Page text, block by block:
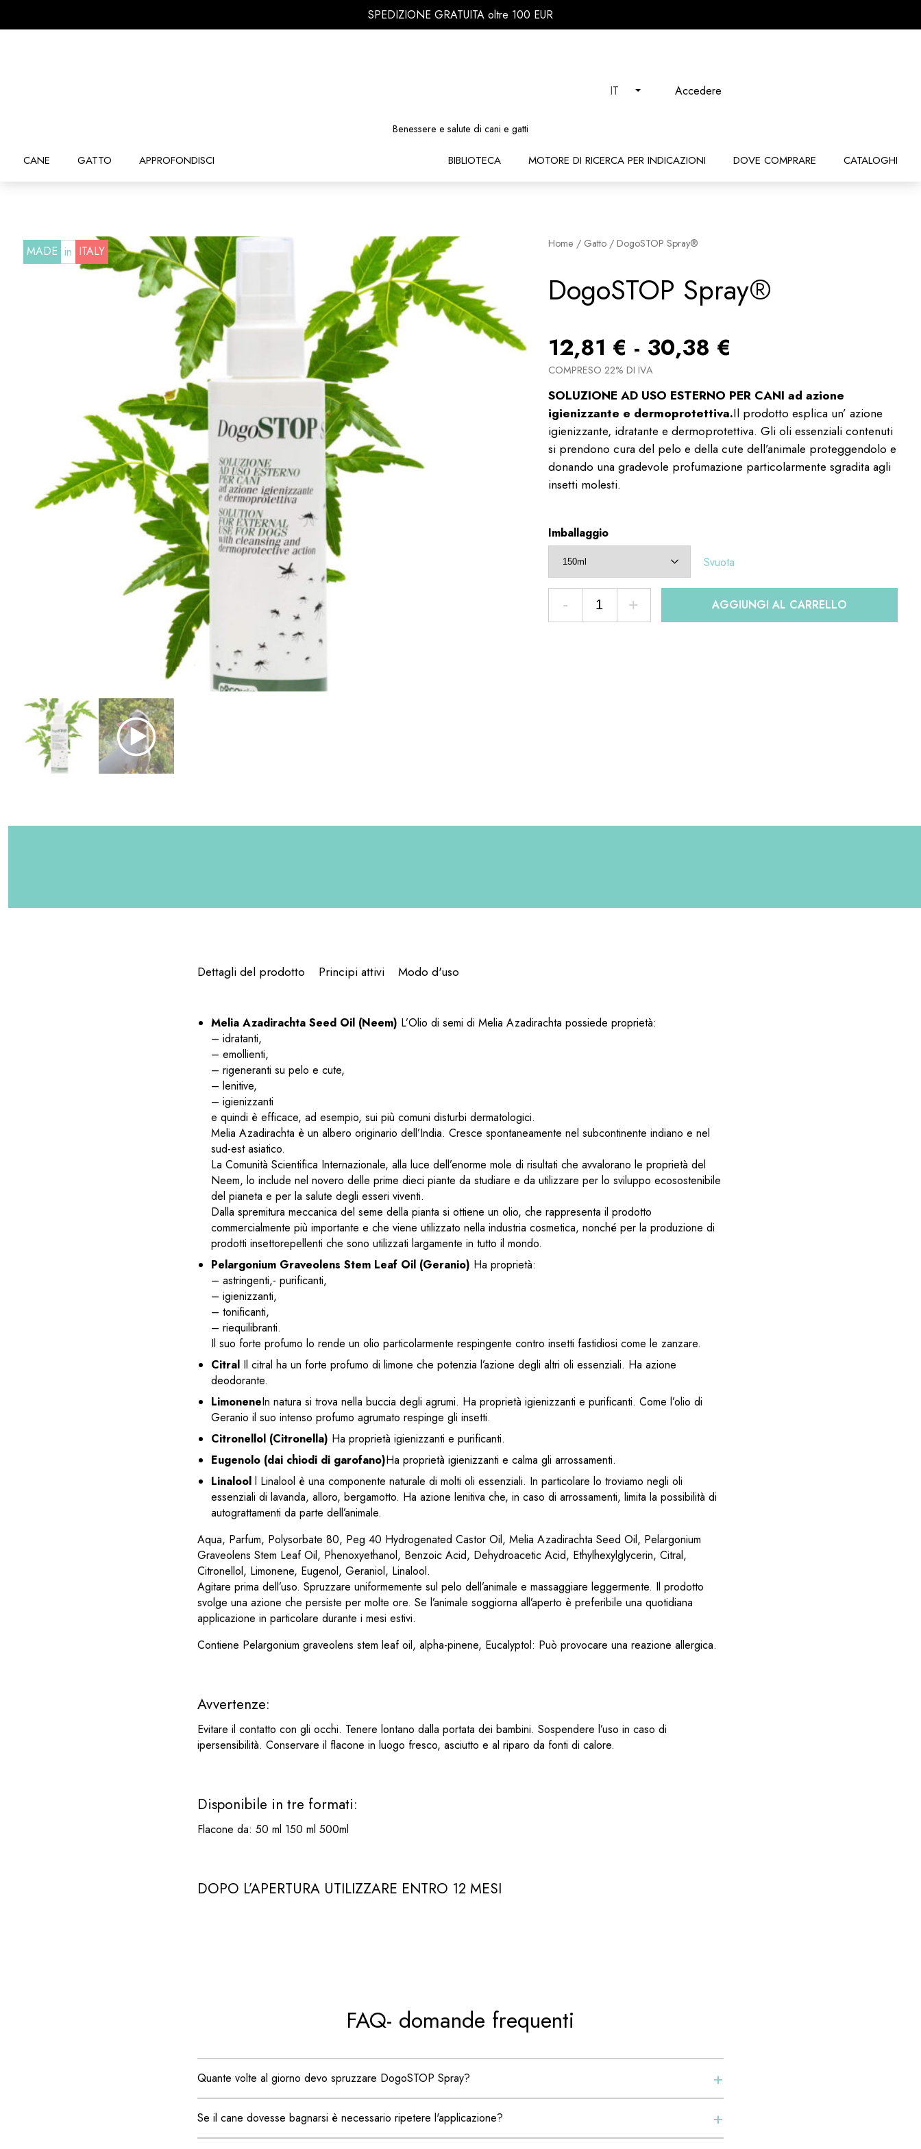
SPEDIZIONE GRATUITA oltre 100 EUR
Benessere e salute di cani e gatti
IT Accedere
CANE GATTO APPROFONDISCI BIBLIOTECA MOTORE DI RICERCA PER INDICAZIONI DOVE COMPRARE CATALOGHI
MADE in ITALY Home / Gatto/ DogoSTOP Spray®
DogoSTOP Spray®
12,81 € - 30,38 €
COMPRESO 22% DI IVA
SOLUZIONE AD USO ESTERNO PER CANI ad azione
igienizzante e dermoprotettiva.Il prodotto esplica un’ azione
igienizzante, idratante e dermoprotettiva. Gli oli essenziali contenuti
si prendono cura del pelo e della cute dell’animale proteggendolo e
donando una gradevole profumazione particolarmente sgradita agli
insetti molesti.
Imballaggio
Svuota
- + AGGIUNGI AL CARRELLO
Dettagli del prodotto Principi attivi Modo d'uso
Melia Azadirachta Seed Oil (Neem) L’Olio di semi di Melia Azadirachta possiede proprietà:
– idratanti,
– emollienti,
– rigeneranti su pelo e cute,
– lenitive,
– igienizzanti
e quindi è efficace, ad esempio, sui più comuni disturbi dermatologici.
Melia Azadirachta è un albero originario dell’India. Cresce spontaneamente nel subcontinente indiano e nel
sud-est asiatico.
La Comunità Scientifica Internazionale, alla luce dell’enorme mole di risultati che avvalorano le proprietà del
Neem, lo include nel novero delle prime dieci piante da studiare e da utilizzare per lo sviluppo ecosostenibile
del pianeta e per la salute degli esseri viventi.
Dalla spremitura meccanica del seme della pianta si ottiene un olio, che rappresenta il prodotto
commercialmente più importante e che viene utilizzato nella industria cosmetica, nonché per la produzione di
prodotti insettorepellenti che sono utilizzati largamente in tutto il mondo.
Pelargonium Graveolens Stem Leaf Oil (Geranio) Ha proprietà:
– astringenti,- purificanti,
– igienizzanti,
– tonificanti,
– riequilibranti.
Il suo forte profumo lo rende un olio particolarmente respingente contro insetti fastidiosi come le zanzare.
Citral Il citral ha un forte profumo di limone che potenzia l’azione degli altri oli essenziali. Ha azione
deodorante.
LimoneneIn natura si trova nella buccia degli agrumi. Ha proprietà igienizzanti e purificanti. Come l’olio di
Geranio il suo intenso profumo agrumato respinge gli insetti.
Citronellol (Citronella) Ha proprietà igienizzanti e purificanti.
Eugenolo (dai chiodi di garofano)Ha proprietà igienizzanti e calma gli arrossamenti.
Linalool l Linalool è una componente naturale di molti oli essenziali. In particolare lo troviamo negli oli
essenziali di lavanda, alloro, bergamotto. Ha azione lenitiva che, in caso di arrossamenti, limita la possibilità di
autograttamenti da parte dell’animale.
Aqua, Parfum, Polysorbate 80, Peg 40 Hydrogenated Castor Oil, Melia Azadirachta Seed Oil, Pelargonium
Graveolens Stem Leaf Oil, Phenoxyethanol, Benzoic Acid, Dehydroacetic Acid, Ethylhexylglycerin, Citral,
Citronellol, Limonene, Eugenol, Geraniol, Linalool.
Agitare prima dell’uso. Spruzzare uniformemente sul pelo dell’animale e massaggiare leggermente. Il prodotto
svolge una azione che persiste per molte ore. Se l’animale soggiorna all’aperto è preferibile una quotidiana
applicazione in particolare durante i mesi estivi.
Contiene Pelargonium graveolens stem leaf oil, alpha-pinene, Eucalyptol: Può provocare una reazione allergica.
Avvertenze:
Evitare il contatto con gli occhi. Tenere lontano dalla portata dei bambini. Sospendere l’uso in caso di
ipersensibilità. Conservare il flacone in luogo fresco, asciutto e al riparo da fonti di calore.
Disponibile in tre formati:
Flacone da: 50 ml 150 ml 500ml
DOPO L’APERTURA UTILIZZARE ENTRO 12 MESI
FAQ- domande frequenti
Quante volte al giorno devo spruzzare DogoSTOP Spray? +
Se il cane dovesse bagnarsi è necessario ripetere l'applicazione?
+